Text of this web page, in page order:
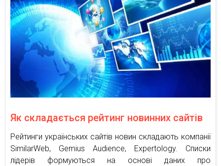
Як складається рейтинг новинних сайтів
Рейтинги українських сайтів новин складають компанії
SimilarWeb, Gemius Audience, Expertology. Списки
лідерів формуються на основі даних про